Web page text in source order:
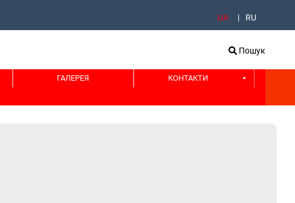
UA RU
Пошук
ГАЛЕРЕЯ
КОНТАКТИ